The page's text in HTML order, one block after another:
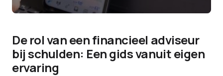
De rol van een financieel adviseur
bij schulden: Een gids vanuit eigen
ervaring